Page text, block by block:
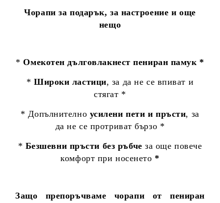
Чорапи за подарък, за настроение и още
нещо
*Омекотен дълговлакнест пениран памук *
* Широки ластици, за да не се впиват и
стягат *
* Допълнително усилени пети и пръсти, за
да не се протриват бързо *
* Безшевни пръсти без ръбчеза още повече
комфорт при носенето *
Защо препоръчваме чорапи от пениран